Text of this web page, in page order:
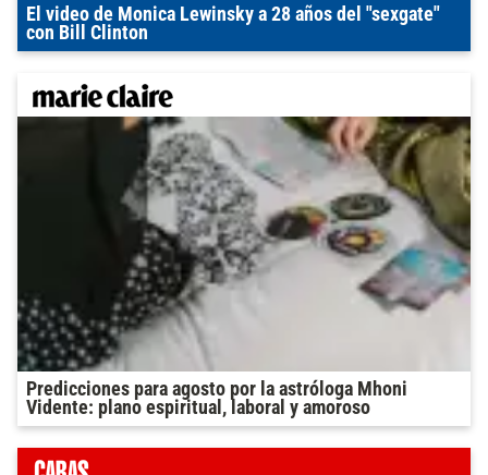
El video de Monica Lewinsky a 28 años del "sexgate"
con Bill Clinton
Predicciones para agosto por la astróloga Mhoni
Vidente: plano espiritual, laboral y amoroso